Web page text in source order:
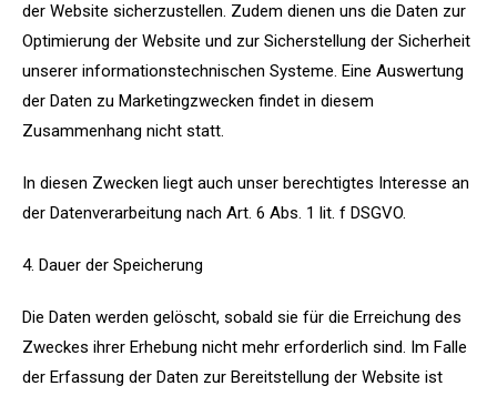
der Website sicherzustellen. Zudem dienen uns die Daten zur
Optimierung der Website und zur Sicherstellung der Sicherheit
unserer informationstechnischen Systeme. Eine Auswertung
der Daten zu Marketingzwecken findet in diesem
Zusammenhang nicht statt.
In diesen Zwecken liegt auch unser berechtigtes Interesse an
der Datenverarbeitung nach Art. 6 Abs. 1 lit. f DSGVO.
4. Dauer der Speicherung
Die Daten werden gelöscht, sobald sie für die Erreichung des
Zweckes ihrer Erhebung nicht mehr erforderlich sind. Im Falle
der Erfassung der Daten zur Bereitstellung der Website ist